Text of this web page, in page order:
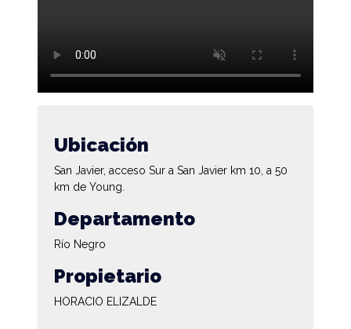
Ubicación
San Javier, acceso Sur a San Javier km 10, a 50
km de Young.
Departamento
Río Negro
Propietario
HORACIO ELIZALDE